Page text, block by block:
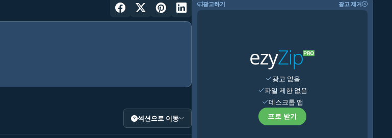
섹션으로 이동
광고하기 광고 제거
광고 없음
파일 제한 없음
데스크톱 앱
프로 받기